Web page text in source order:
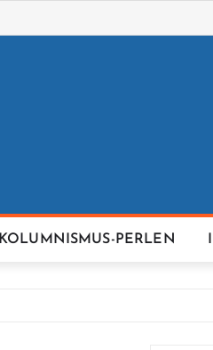
KOLUMNISMUS-PERLEN